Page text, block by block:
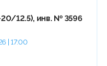
12.5), инв. № 3596
| 17:00